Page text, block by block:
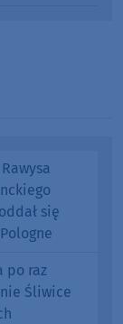
się
po raz
Śliwice